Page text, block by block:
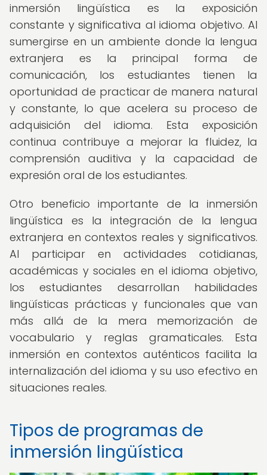
inmersión lingüística es la exposición
constante y significativa al idioma objetivo. Al
sumergirse en un ambiente donde la lengua
extranjera es la principal forma de
comunicación, los estudiantes tienen la
oportunidad de practicar de manera natural
y constante, lo que acelera su proceso de
adquisición del idioma. Esta exposición
continua contribuye a mejorar la fluidez, la
comprensión auditiva y la capacidad de
expresión oral de los estudiantes.
Otro beneficio importante de la inmersión
lingüística es la integración de la lengua
extranjera en contextos reales y significativos.
Al participar en actividades cotidianas,
académicas y sociales en el idioma objetivo,
los estudiantes desarrollan habilidades
lingüísticas prácticas y funcionales que van
más allá de la mera memorización de
vocabulario y reglas gramaticales. Esta
inmersión en contextos auténticos facilita la
internalización del idioma y su uso efectivo en
situaciones reales.
Tipos de programas de
inmersión lingüística